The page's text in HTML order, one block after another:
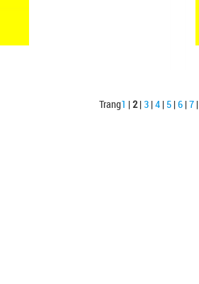
Trang1 | 2| 3 | 4 | 5 | 6 | 7 |